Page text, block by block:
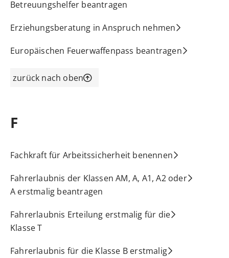
Betreuungshelfer beantragen
Erziehungsberatung in Anspruch nehmen
Europäischen Feuerwaffenpass beantragen
zurück nach oben
F
Fachkraft für Arbeitssicherheit benennen
Fahrerlaubnis der Klassen AM, A, A1, A2 oder
A erstmalig beantragen
Fahrerlaubnis Erteilung erstmalig für die
Klasse T
Fahrerlaubnis für die Klasse B erstmalig